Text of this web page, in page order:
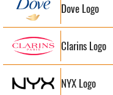
Dove Logo
Clarins Logo
NYX Logo